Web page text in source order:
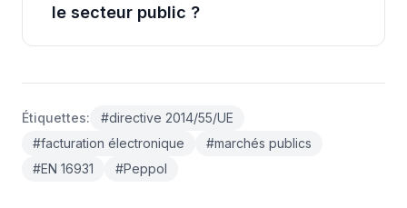
le secteur public ?
Étiquettes: #directive 2014/55/UE
#facturation électronique #marchés publics
#EN 16931 #Peppol